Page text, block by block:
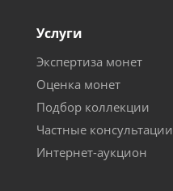
Услуги
Экспертиза монет
Оценка монет
Подбор коллекции
Частные консультации
Интернет-аукцион